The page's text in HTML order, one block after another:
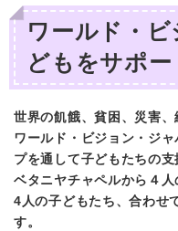
ワールド・
どもをサポー
世界の飢餓、貧困、災害
ワールド・ビジョン・ジ
プを通して子どもたちの支
ベタニヤチャペルから４
4人の子どもたち、合わせ
す。